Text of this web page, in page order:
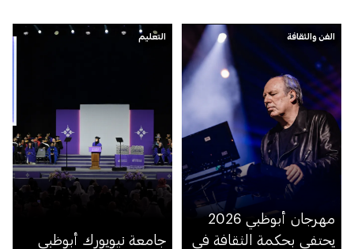
الفن والثقافة
مهرجان أبوظبي 2026
يحتفي بحكمة الثقافة في
التعليم
جامعة نيويورك أبوظبي